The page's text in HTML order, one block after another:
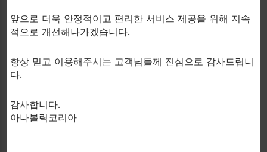
-폭발적인 순수에너지!
-정밀하고 세심한 집중력!
-불순물없음!
앞으로 더욱 안정적이고 편리한 서비스 제공을 위해 지속
적으로 개선해나가겠습니다.
항상 믿고 이용해주시는 고객님들께 진심으로 감사드립니
다.
감사합니다.
아나볼릭코리아